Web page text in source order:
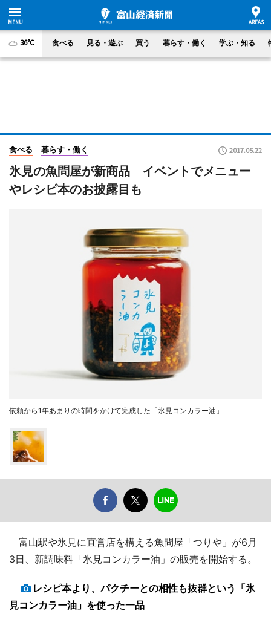
36°C 食べる 見る・遊ぶ 買う 暮らす・働く 学ぶ・知る
食べる 暮らす・働く 2017.05.22
氷見の魚問屋が新商品 イベントでメニュー
やレシピ本のお披露目も
依頼から1年あまりの時間をかけて完成した「氷見コンカラー油」
富山駅や氷見に直営店を構える魚問屋「つりや」が6月
3日、新調味料「氷見コンカラー油」の販売を開始する。
レシピ本より、パクチーとの相性も抜群という「氷
見コンカラー油」を使った一品